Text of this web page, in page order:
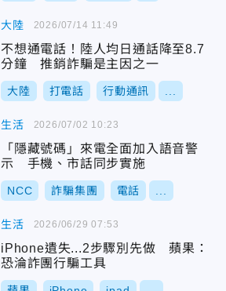
大陸
不想通電話！陸人均日通話降至8.7
分鐘 推銷詐騙是主因之一
大陸 打電話 行動通訊
2026/07/14 11:49
生活
「隱藏號碼」來電全面加入語音警
示 手機、市話同步實施
NCC 詐騙集團 電話
2026/07/02 10:23
生活
iPhone遺失...2步驟別先做 蘋果：
恐淪詐團行騙工具
2026/06/29 07:53